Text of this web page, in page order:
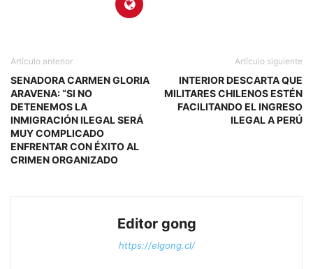
Artículo anterior
SENADORA CARMEN GLORIA
ARAVENA: “SI NO
DETENEMOS LA
INMIGRACIÓN ILEGAL SERÁ
MUY COMPLICADO
ENFRENTAR CON ÉXITO AL
CRIMEN ORGANIZADO
Artículo siguiente
INTERIOR DESCARTA QUE
MILITARES CHILENOS ESTÉN
FACILITANDO EL INGRESO
ILEGAL A PERÚ
Editor gong
https://elgong.cl/